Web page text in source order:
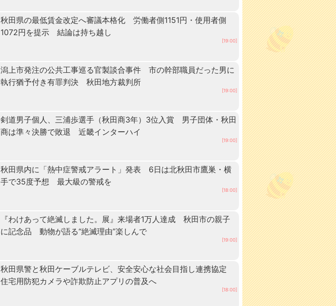
秋田県の最低賃金改定へ審議本格化 労働者側1151円・使用者側
1072円を提示 結論は持ち越し
[19:00]
潟上市発注の公共工事巡る官製談合事件 市の幹部職員だった男に
執行猶予付き有罪判決 秋田地方裁判所
[19:00]
剣道男子個人、三浦歩選手（秋田商3年）3位入賞 男子団体・秋田
商は準々決勝で敗退 近畿インターハイ
[19:00]
秋田県内に「熱中症警戒アラート」発表 6日は北秋田市鷹巣・横
手で35度予想 最大級の警戒を
[18:00]
『わけあって絶滅しました。展』来場者1万人達成 秋田市の親子
に記念品 動物が語る“絶滅理由”楽しんで
[19:00]
秋田県警と秋田ケーブルテレビ、安全安心な社会目指し連携協定
住宅用防犯カメラや詐欺防止アプリの普及へ
[18:00]